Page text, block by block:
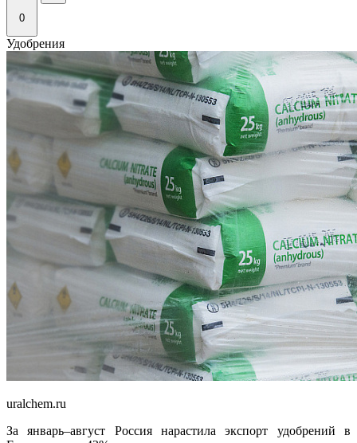
0
uralchem.ru
За январь–август Россия нарастила экспорт удобрений в